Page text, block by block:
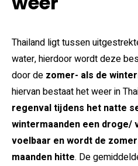
Thailand ligt tussen
water, hierdoor wordt deze
door de zomer- als de
hiervan bestaat het weer in
regenval tijdens het natte
wintermaanden een droge/
voelbaar en wordt de
maanden hitte. De